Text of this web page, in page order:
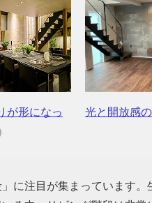
が形になっ
光と開放感
に注目が集まっています